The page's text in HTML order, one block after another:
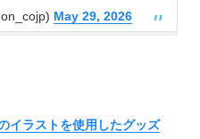
May 29, 2026
イラストを使用したグッズ